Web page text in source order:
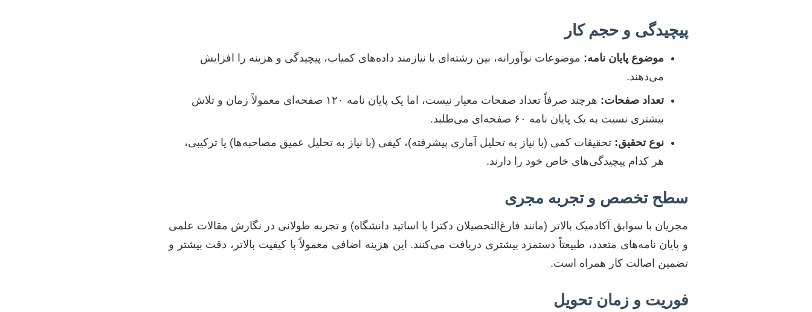
پیچیدگی و حجم کار
موضوع پایان نامه: موضوعات نوآورانه، بین رشته‌ای یا نیازمند داده‌های کمیاب، پیچیدگی و هزینه را افزایش
می‌دهند.
تعداد صفحات:
هرچند صرفاً تعداد صفحات معیار نیست، اما یک پایان نامه ۱۲۰ صفحه‌ای معمولاً زمان و تلاش
بیشتری نسبت به یک پایان نامه ۶۰ صفحه‌ای می‌طلبد.
نوع تحقیق: تحقیقات کمی (با نیاز به تحلیل آماری پیشرفته)، کیفی (با نیاز به تحلیل عمیق مصاحبه‌ها) یا ترکیبی،
هر کدام پیچیدگی‌های خاص خود را دارند.
سطح تخصص و تجربه مجری
مجریان با سوابق آکادمیک بالاتر (مانند فارغ‌التحصیلان دکترا یا اساتید دانشگاه) و تجربه طولانی در نگارش مقالات علمی
و پایان نامه‌های متعدد، طبیعتاً دستمزد بیشتری دریافت می‌کنند. این هزینه اضافی معمولاً با کیفیت بالاتر، دقت بیشتر و
تضمین اصالت کار همراه است.
فوریت و زمان تحویل